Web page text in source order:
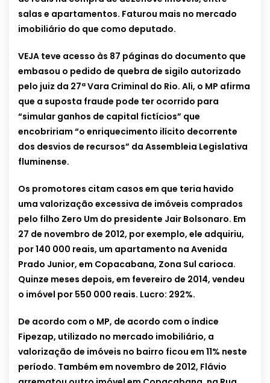
salas e apartamentos. Faturou mais no mercado
imobiliário do que como deputado.
VEJA teve acesso às 87 páginas do documento que
embasou o pedido de quebra de sigilo autorizado
pelo juiz da 27ª Vara Criminal do Rio. Ali, o MP afirma
que a suposta fraude pode ter ocorrido para
“simular ganhos de capital fictícios” que
encobririam “o enriquecimento ilícito decorrente
dos desvios de recursos” da Assembleia Legislativa
fluminense.
Os promotores citam casos em que teria havido
uma valorização excessiva de imóveis comprados
pelo filho Zero Um do presidente Jair Bolsonaro. Em
27 de novembro de 2012, por exemplo, ele adquiriu,
por 140 000 reais, um apartamento na Avenida
Prado Junior, em Copacabana, Zona Sul carioca.
Quinze meses depois, em fevereiro de 2014, vendeu
o imóvel por 550 000 reais. Lucro: 292%.
De acordo com o MP, de acordo com o índice
Fipezap, utilizado no mercado imobiliário, a
valorização de imóveis no bairro ficou em 11% neste
período. Também em novembro de 2012, Flávio